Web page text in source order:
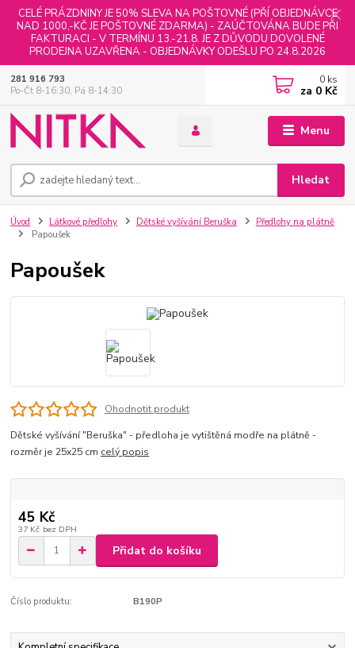
CELÉ PRÁZDNINY JE 50% SLEVA NA POŠTOVNÉ (PŘÍ OBJEDNÁVCE
NAD 1000,-KČ JE POŠTOVNÉ ZDARMA) - ZAÚČTOVÁNA BUDE PŘI
FAKTURACI - V TERMÍNU 13.-21.8. JE Z DŮVODU DOVOLENÉ
PRODEJNA UZAVŘENA - OBJEDNÁVKY ODEŠLU PO 24.8.2026
Menu
Hledat
281 916 793
Po-Čt 8-16:30, Pá 8-14:30
0 ks
za 0 Kč
Úvod Látkové předlohy Dětské vyšívání Beruška
Předlohy na plátně
Papoušek
Papoušek
Ohodnotit produkt
Dětské vyšívání "Beruška" - předloha je vytištěná modře na plátně -
rozměr je 25x25 cm celý popis
45 Kč
37 Kč bez DPH
Přidat do košíku
Číslo produktu: B190P